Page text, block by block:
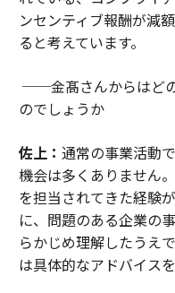
ンセンティブ報酬が減
ると考えています。
──金髙さんからはど
のでしょうか
佐上： 通常の事業活動
機会は多くありません
を担当されてきた経験
に、問題のある企業の
らかじめ理解したうえ
は具体的なアドバイス